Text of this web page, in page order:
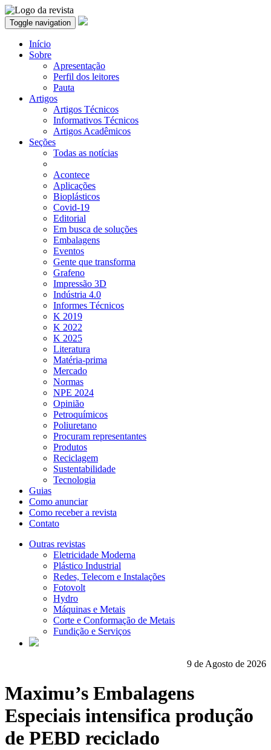
Toggle navigation
Início
Sobre
Apresentação
Perfil dos leitores
Pauta
Artigos
Artigos Técnicos
Informativos Técnicos
Artigos Acadêmicos
Seções
Todas as notícias
Acontece
Aplicações
Bioplásticos
Covid-19
Editorial
Em busca de soluções
Embalagens
Eventos
Gente que transforma
Grafeno
Impressão 3D
Indústria 4.0
Informes Técnicos
K 2019
K 2022
K 2025
Literatura
Matéria-prima
Mercado
Normas
NPE 2024
Opinião
Petroquímicos
Poliuretano
Procuram representantes
Produtos
Reciclagem
Sustentabilidade
Tecnologia
Guias
Como anunciar
Como receber a revista
Contato
Outras revistas
Eletricidade Moderna
Plástico Industrial
Redes, Telecom e Instalações
Fotovolt
Hydro
Máquinas e Metais
Corte e Conformação de Metais
Fundição e Serviços
9 de Agosto de 2026
Maximu’s Embalagens
Especiais intensifica produção
de PEBD reciclado